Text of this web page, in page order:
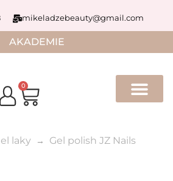
mikeladzebeauty@gmail.com
AKADEMIE
0
laky
Gel polish JZ Nails